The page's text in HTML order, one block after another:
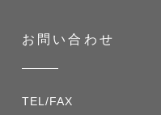
お問い合わせ
TEL/FAX